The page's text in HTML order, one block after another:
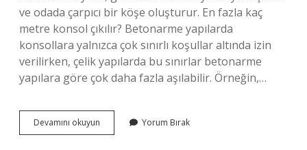
ve odada çarpıcı bir köşe oluşturur. En fazla kaç
metre konsol çıkılır? Betonarme yapılarda
konsollara yalnızca çok sınırlı koşullar altında izin
verilirken, çelik yapılarda bu sınırlar betonarme
yapılara göre çok daha fazla aşılabilir. Örneğin,…
Devamını okuyun Binalarda
Konsol
Yorum Bırak